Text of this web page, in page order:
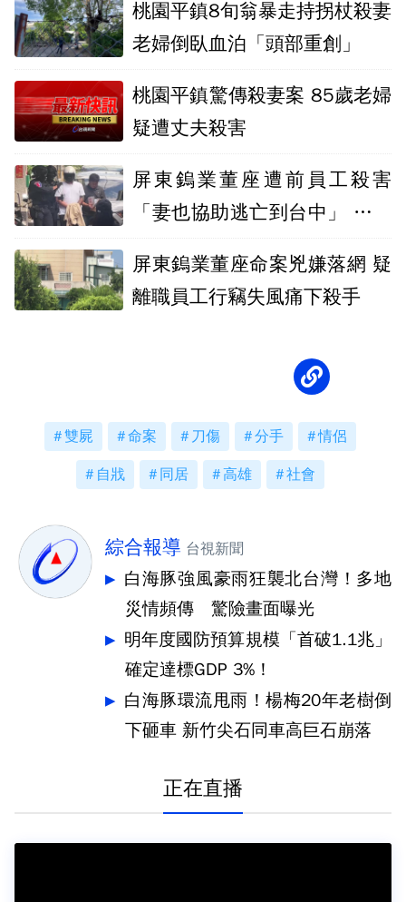
桃園平鎮8旬翁暴走持拐杖殺妻
老婦倒臥血泊「頭部重創」
桃園平鎮驚傳殺妻案 85歲老婦
疑遭丈夫殺害
屏東鎢業董座遭前員工殺害
「妻也協助逃亡到台中」 夫妻
屏東鎢業董座命案兇嫌落網 疑
離職員工行竊失風痛下殺手
雙屍 命案 刀傷 分手 情侶
自戕 同居 高雄 社會
綜合報導 台視新聞
白海豚強風豪雨狂襲北台灣！多地
災情頻傳 驚險畫面曝光
明年度國防預算規模「首破1.1兆」
確定達標GDP 3%！
白海豚環流甩雨！楊梅20年老樹倒
下砸車 新竹尖石同車高巨石崩落
正在直播